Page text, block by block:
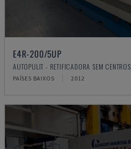
E4R-200/5UP
AUTOPULIT - RETIFICADORA SEM CENTROS
PAÍSES BAIXOS 2012